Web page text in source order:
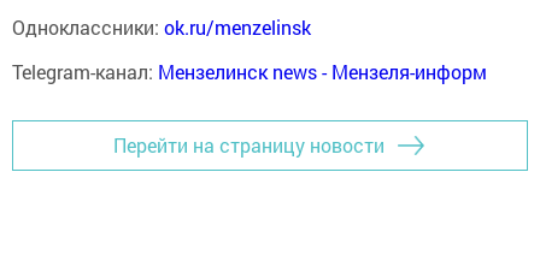
Одноклассники: ok.ru/menzelinsk
Telegram-канал: Мензелинск news - Мензеля-информ
Перейти на страницу новости